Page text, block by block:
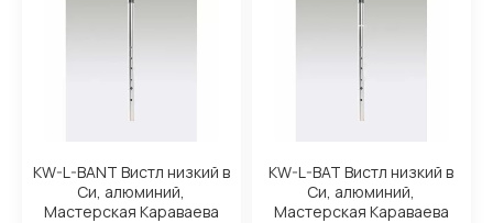
KW-L-BANT Вистл низкий в
Си, алюминий,
Мастерская Караваева
KW-L-BAT Вистл низкий в
Си, алюминий,
Мастерская Караваева